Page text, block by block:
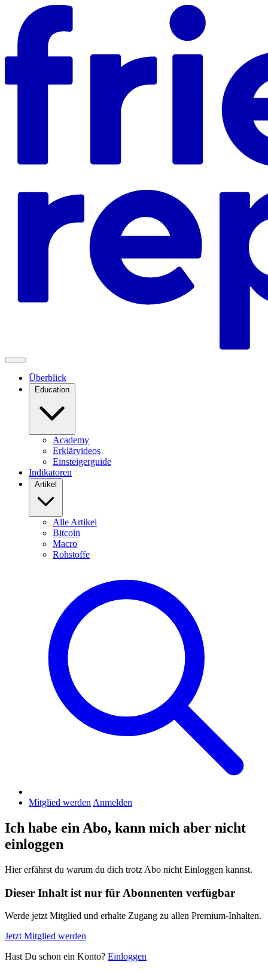
Überblick
Education
Academy
Erklärvideos
Einsteigerguide
Indikatoren
Artikel
Alle Artikel
Bitcoin
Macro
Rohstoffe
Mitglied werden Anmelden
Ich habe ein Abo, kann mich aber nicht
einloggen
Hier erfährst du warum du dich trotz Abo nicht Einloggen kannst.
Dieser Inhalt ist nur für Abonnenten verfügbar
Werde jetzt Mitglied und erhalte Zugang zu allen Premium-Inhalten.
Jetzt Mitglied werden
Hast Du schon ein Konto? Einloggen